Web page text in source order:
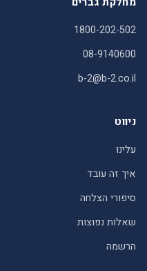
1800-202-502
08-9140600
b-2@b-2.co.il
ניווט
עלינו
איך זה עובד
סיפורי הצלחה
שאלות נפוצות
הרשמה